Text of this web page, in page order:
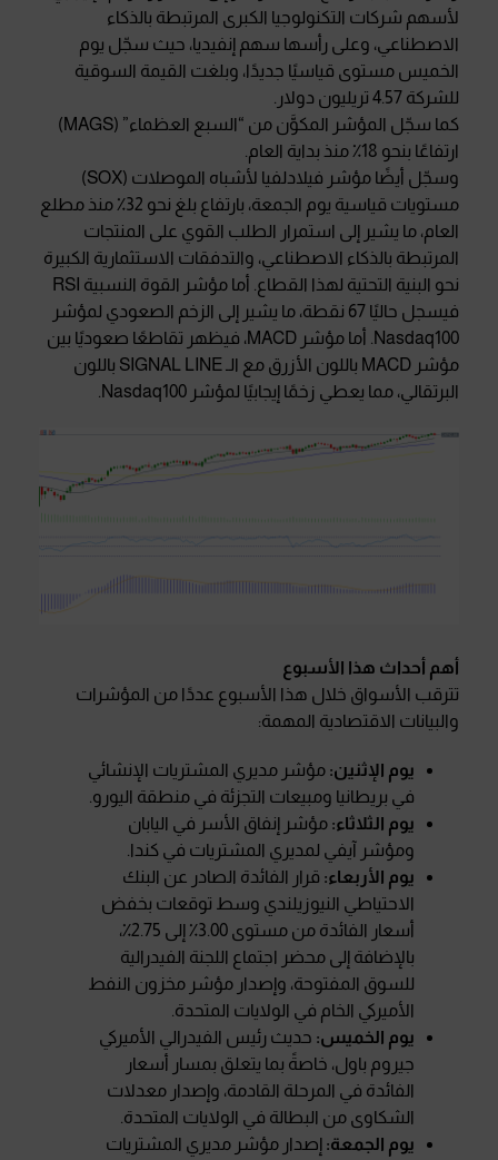
لأسهم شركات التكنولوجيا الكبرى المرتبطة بالذكاء
الاصطناعي، وعلى رأسها سهم إنفيديا، حيث سجّل يوم
الخميس مستوى قياسيًا جديدًا، وبلغت القيمة السوقية
للشركة 4.57 تريليون دولار.
كما سجّل المؤشر المكوَّن من “السبع العظماء” (MAGS)
ارتفاعًا بنحو 18٪ منذ بداية العام.
وسجّل أيضًا مؤشر فيلادلفيا لأشباه الموصلات (SOX)
مستويات قياسية يوم الجمعة، بارتفاع بلغ نحو 32٪ منذ مطلع
العام، ما يشير إلى استمرار الطلب القوي على المنتجات
المرتبطة بالذكاء الاصطناعي، والتدفقات الاستثمارية الكبيرة
نحو البنية التحتية لهذا القطاع. أما مؤشر القوة النسبية RSI
فيسجل حاليًا 67 نقطة، ما يشير إلى الزخم الصعودي لمؤشر
Nasdaq100. أما مؤشر MACD، فيظهر تقاطعًا صعوديًا بين
مؤشر MACD باللون الأزرق مع الـ SIGNAL LINE باللون
البرتقالي، مما يعطي زخمًا إيجابيًا لمؤشر Nasdaq100.
أهم أحداث هذا الأسبوع
تترقب الأسواق خلال هذا الأسبوع عددًا من المؤشرات
والبيانات الاقتصادية المهمة:
يوم الإثنين: مؤشر مديري المشتريات الإنشائي
في بريطانيا ومبيعات التجزئة في منطقة اليورو.
يوم الثلاثاء: مؤشر إنفاق الأسر في اليابان
ومؤشر آيفي لمديري المشتريات في كندا.
يوم الأربعاء: قرار الفائدة الصادر عن البنك
الاحتياطي النيوزيلندي وسط توقعات بخفض
أسعار الفائدة من مستوى 3.00٪ إلى 2.75٪،
بالإضافة إلى محضر اجتماع اللجنة الفيدرالية
للسوق المفتوحة، وإصدار مؤشر مخزون النفط
الأميركي الخام في الولايات المتحدة.
يوم الخميس: حديث رئيس الفيدرالي الأميركي
جيروم باول، خاصةً بما يتعلق بمسار أسعار
الفائدة في المرحلة القادمة، وإصدار معدلات
الشكاوى من البطالة في الولايات المتحدة.
يوم الجمعة: إصدار مؤشر مديري المشتريات